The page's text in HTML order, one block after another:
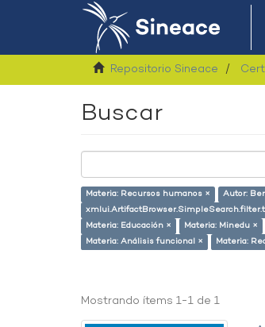
Repositorio Sineace
Buscar
Materia: Recursos humanos ×
Autor:
Materia: Educación ×
Materia: Minedu ×
Materia: Análisis funcional ×
Materia:
Mostrando ítems 1-1 de 1